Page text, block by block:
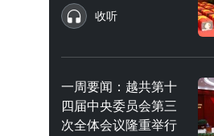
收听
一周要闻：越共第十
四届中央委员会第三
次全体会议隆重举行